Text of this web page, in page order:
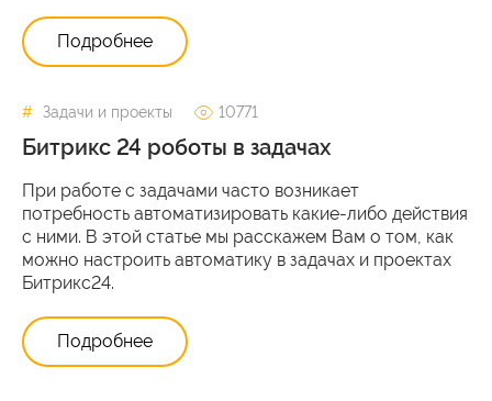
Подробнее
Задачи и проекты 10771
Битрикс 24 роботы в задачах
При работе с задачами часто возникает
потребность автоматизировать какие-либо действия
с ними. В этой статье мы расскажем Вам о том, как
можно настроить автоматику в задачах и проектах
Битрикс24.
Подробнее